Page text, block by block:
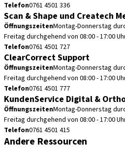
Telefon0761 4501 336
Scan & Shape und Createch
ÖffnungszeitenMontag-Donnerstag
Freitag durchgehend von 08:00 - 17:00
Telefon0761 4501 727
ClearCorrect Support
ÖffnungszeitenMontag-Donnerstag
Freitag durchgehend von 08:00 - 17:00
Telefon0761 4501 777
KundenService Digital &
ÖffnungszeitenMontag-Donnerstag
Freitag durchgehend von 08:00 - 17:00
Telefon0761 4501 415
Andere Ressourcen